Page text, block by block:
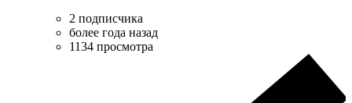
2 подписчика
более года назад
1134 просмотра